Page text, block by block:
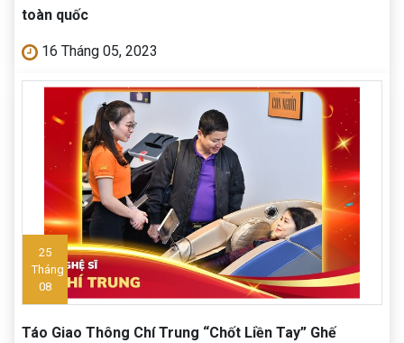
toàn quốc
16 Tháng 05, 2023
25
Tháng
08
Táo Giao Thông Chí Trung “Chốt Liền Tay” Ghế